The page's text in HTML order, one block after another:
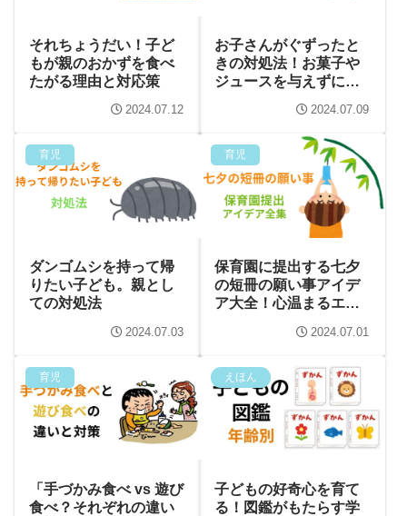
それちょうだい！子ど
もが親のおかずを食べ
たがる理由と対応策
2024.07.12
お子さんがぐずったと
きの対処法！お菓子や
ジュースを与えずに、
2024.07.09
育児
ダンゴムシを持って帰
りたい子ども。親とし
ての対処法
2024.07.03
育児
保育園に提出する七夕
の短冊の願い事アイデ
ア大全！心温まるエピ
2024.07.01
育児
「手づかみ食べ vs 遊び
食べ？それぞれの違い
えほん
子どもの好奇心を育て
る！図鑑がもたらす学